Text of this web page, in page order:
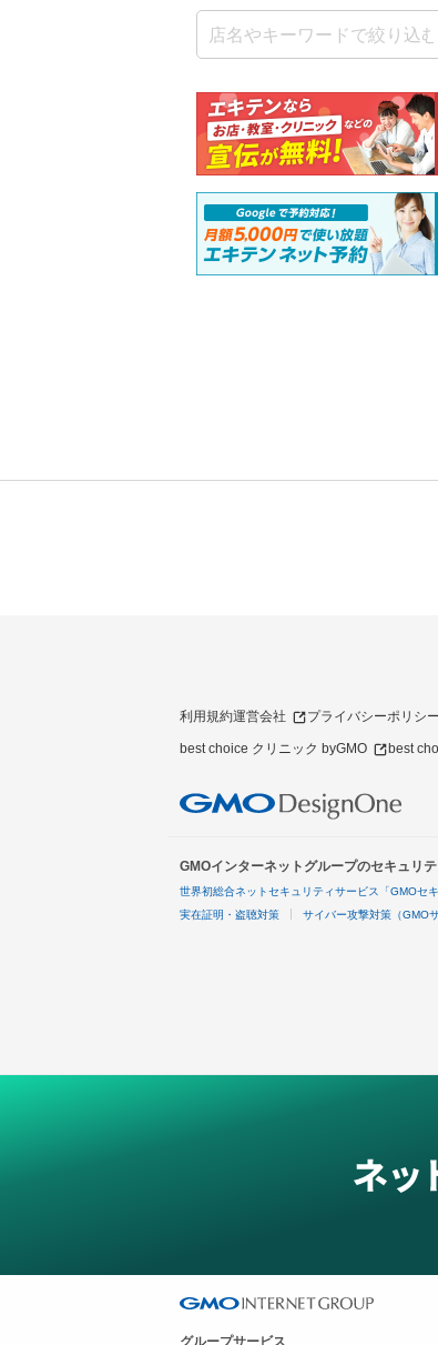
利用規約運営会社 プライバシーポリシー
best choice クリニック byGMO best
GMOインターネットグループのセキュリ
世界初総合ネットセキュリティサービス「GMOセ
実在証明・盗聴対策 サイバー攻撃対策（GMO
グループサービス